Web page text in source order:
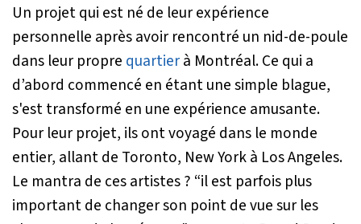
Un projet qui est né de leur expérience
personnelle après avoir rencontré un nid-de-poule
dans leur propre quartierà Montréal. Ce qui a
d’abord commencé en étant une simple blague,
s'est transformé en une expérience amusante.
Pour leur projet, ils ont voyagé dans le monde
entier, allant de Toronto, New York à Los Angeles.
Le mantra de ces artistes ? “il est parfois plus
important de changer son point de vue sur les